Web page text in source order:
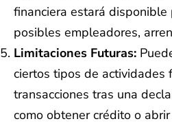
financiera estará
posibles empleadores,
Limitaciones Futuras:
ciertos tipos de actividades
transacciones tras una
como obtener crédito o